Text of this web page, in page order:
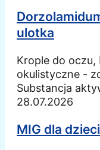
ulotka
Krople do oczu,
okulistyczne -
Substancja
28.07.2026
MIG dla